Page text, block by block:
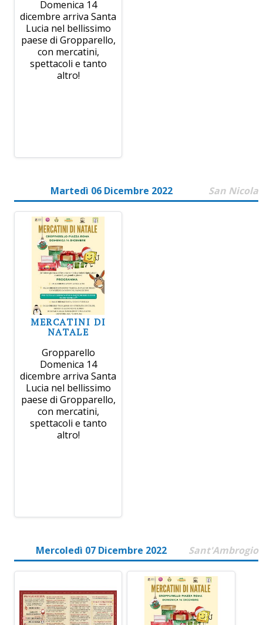
Domenica 14
dicembre arriva Santa
Lucia nel bellissimo
paese di Gropparello,
con mercatini,
spettacoli e tanto
altro!
Martedì 06 Dicembre 2022 San Nicola
MERCATINI DI
NATALE
Gropparello
Domenica 14
dicembre arriva Santa
Lucia nel bellissimo
paese di Gropparello,
con mercatini,
spettacoli e tanto
altro!
Mercoledì 07 Dicembre 2022 Sant'Ambrogio